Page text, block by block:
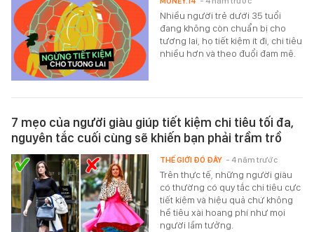
Nhiều người trẻ dưới 35 tuổi
đang không còn chuẩn bị cho
tương lai, họ tiết kiệm ít đi, chi tiêu
nhiều hơn và theo đuổi đam mê.
7 mẹo của người giàu giúp tiết kiệm chi tiêu tối đa,
nguyên tắc cuối cùng sẽ khiến bạn phải trầm trồ
Trên thực tế, những người giàu
có thường có quy tắc chi tiêu cực
tiết kiệm và hiệu quả chứ không
hề tiêu xài hoang phí như mọi
người lầm tưởng.
THẾ GIỚI ĐÓ ĐÂY - 4 năm trước